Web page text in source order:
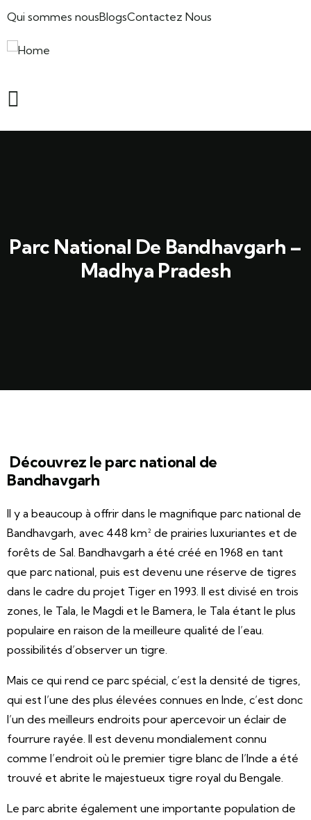
Qui sommes nousBlogsContactez Nous
Parc National De Bandhavgarh –
Madhya Pradesh
Découvrez le parc national de
Bandhavgarh
Il y a beaucoup à offrir dans le magnifique parc national de
Bandhavgarh, avec 448 km² de prairies luxuriantes et de
forêts de Sal. Bandhavgarh a été créé en 1968 en tant
que parc national, puis est devenu une réserve de tigres
dans le cadre du projet Tiger en 1993. Il est divisé en trois
zones, le Tala, le Magdi et le Bamera, le Tala étant le plus
populaire en raison de la meilleure qualité de l’eau.
possibilités d’observer un tigre.
Mais ce qui rend ce parc spécial, c’est la densité de tigres,
qui est l’une des plus élevées connues en Inde, c’est donc
l’un des meilleurs endroits pour apercevoir un éclair de
fourrure rayée. Il est devenu mondialement connu
comme l’endroit où le premier tigre blanc de l’Inde a été
trouvé et abrite le majestueux tigre royal du Bengale.
Le parc abrite également une importante population de